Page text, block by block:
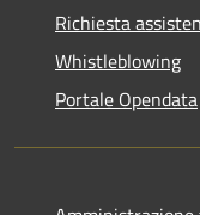
Richiesta
Whistleblowing
Portale Opendata